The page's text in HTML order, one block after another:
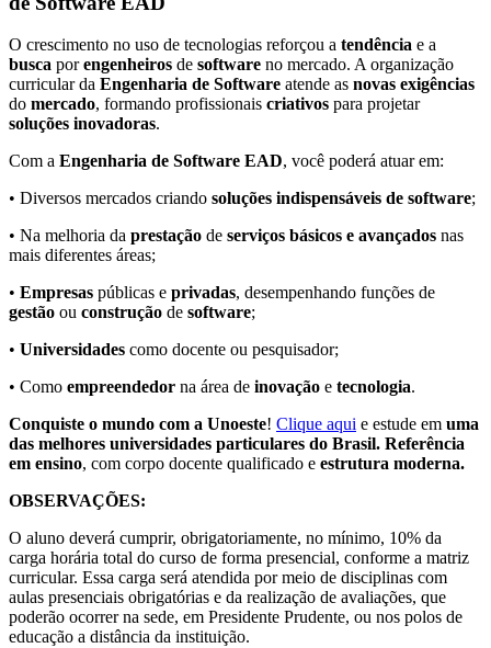
O crescimento no uso de tecnologias reforçou a tendência e a
busca porengenheiros de software no mercado. A organização
curricular da Engenharia de Software atende as novas exigências
do mercado, formando profissionais criativos para projetar
soluções inovadoras.
Com a Engenharia de Software EAD, você poderá atuar em:
• Diversos mercados criando soluções indispensáveis de software;
• Na melhoria da prestação de serviços básicos e avançados nas
mais diferentes áreas;
• Empresas públicas e privadas, desempenhando funções de
gestão ou construção de software;
• Universidades como docente ou pesquisador;
• Como empreendedor na área de inovação e tecnologia.
Conquiste o mundo com a Unoeste! Clique aqui e estude em uma
das melhores universidades particulares do Brasil. Referência
em ensino, com corpo docente qualificado e estrutura moderna.
OBSERVAÇÕES:
O aluno deverá cumprir, obrigatoriamente, no mínimo, 10% da
carga horária total do curso de forma presencial, conforme a matriz
curricular. Essa carga será atendida por meio de disciplinas com
aulas presenciais obrigatórias e da realização de avaliações, que
poderão ocorrer na sede, em Presidente Prudente, ou nos polos de
educação a distância da instituição.